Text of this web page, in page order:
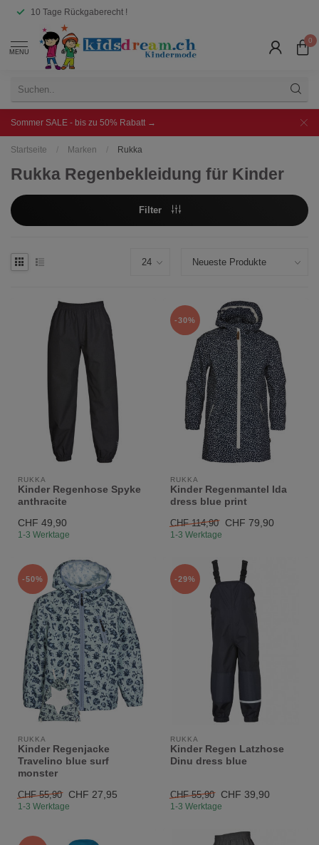
10 Tage Rückgaberecht !
MENU
0
Sommer SALE - bis zu 50% Rabatt →
Startseite / Marken / Rukka
Rukka Regenbekleidung für Kinder
Filter
RUKKA
Kinder Regenhose Spyke
anthracite
CHF 49,90
1-3 Werktage
-30%
RUKKA
Kinder Regenmantel Ida
dress blue print
CHF 114,90 CHF 79,90
1-3 Werktage
-50%
RUKKA
Kinder Regenjacke
Travelino blue surf
monster
CHF 55,90 CHF 27,95
1-3 Werktage
-29%
RUKKA
Kinder Regen Latzhose
Dinu dress blue
CHF 55,90 CHF 39,90
1-3 Werktage